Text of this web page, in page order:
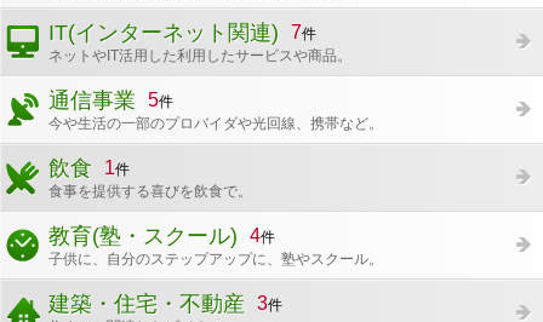
IT(インターネット関連) 7件
ネットやIT活用した利用したサービスや商品。
通信事業 5件
今や生活の一部のプロバイダや光回線、携帯など。
飲食 1件
食事を提供する喜びを飲食で。
教育(塾・スクール) 4件
子供に、自分のステップアップに、塾やスクール。
建築・住宅・不動産 3件